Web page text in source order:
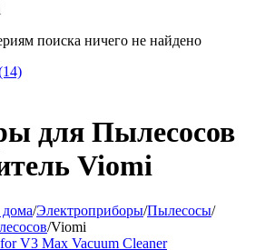
поиска ничего не найдено
для Пылесосов
Viomi
/Электроприборы/Пылесосы/
/Viomi